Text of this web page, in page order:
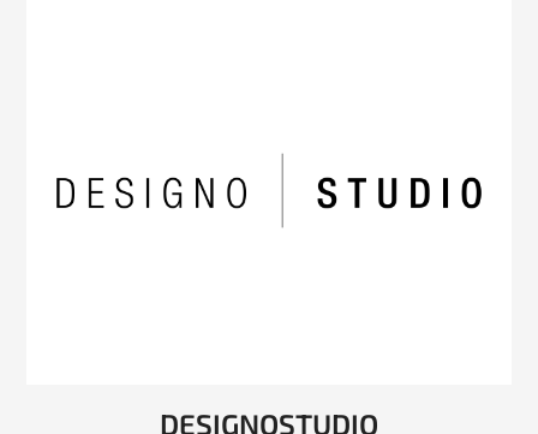
DESIGNOSTUDIO